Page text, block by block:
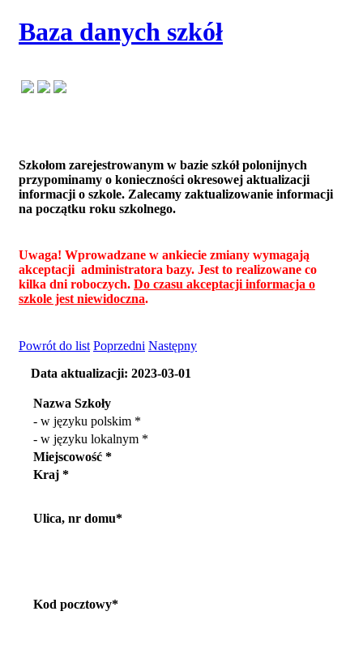
Baza danych szkół
Szkołom zarejestrowanym w bazie szkół polonijnych
przypominamy o konieczności okresowej aktualizacji
informacji o szkole. Zalecamy zaktualizowanie informacji
na początku roku szkolnego.
Uwaga! Wprowadzane w ankiecie zmiany wymagają
akceptacji administratora bazy. Jest to realizowane co
kilka dni roboczych. Do czasu akceptacji informacja o
szkole jest niewidoczna.
Powrót do list Poprzedni Następny
Data aktualizacji: 2023-03-01
Nazwa Szkoły
- w języku polskim *
- w języku lokalnym *
Miejscowość *
Kraj *
Ulica, nr domu*
Kod pocztowy*